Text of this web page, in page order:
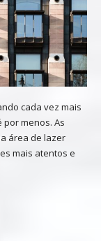
cada vez mais
menos. As
área de lazer
mais atentos e